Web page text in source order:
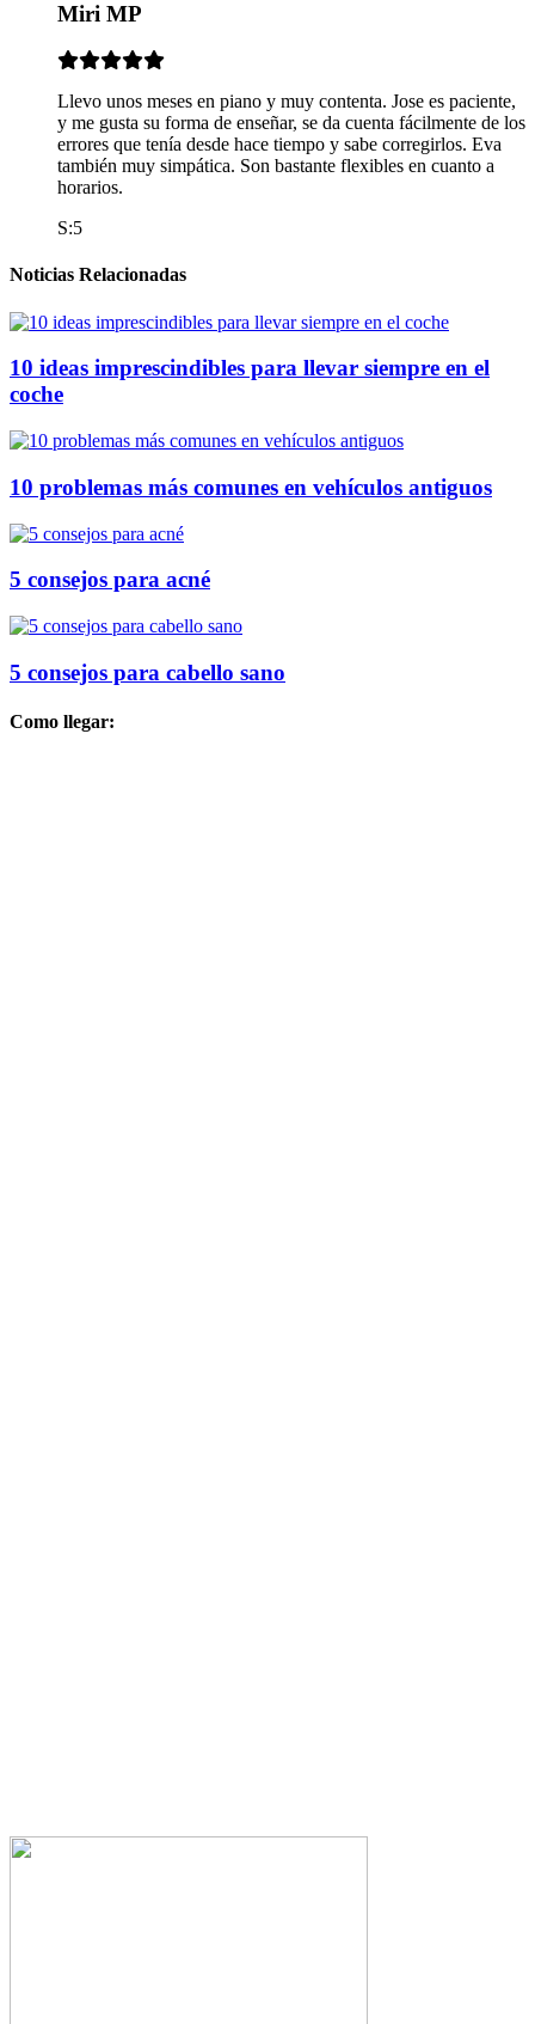
Miri MP
Llevo unos meses en piano y muy contenta. Jose es paciente,
y me gusta su forma de enseñar, se da cuenta fácilmente de los
errores que tenía desde hace tiempo y sabe corregirlos. Eva
también muy simpática. Son bastante flexibles en cuanto a
horarios.
S:5
Noticias Relacionadas
10 ideas imprescindibles para llevar siempre en el
coche
10 problemas más comunes en vehículos antiguos
5 consejos para acné
5 consejos para cabello sano
Como llegar: